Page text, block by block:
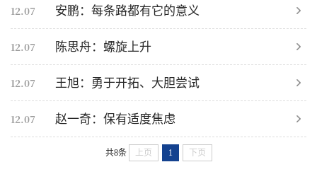
12.07 安鹏：每条路都有它的意义
12.07 陈思舟：螺旋上升
12.07 王旭：勇于开拓、大胆尝试
12.07 赵一奇：保有适度焦虑
共8条 上页 1 下页